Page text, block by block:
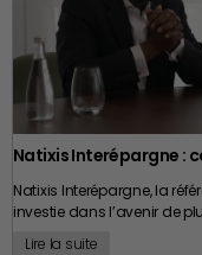
Natixis Interépargne :
Natixis Interépargne, la
investie dans l’avenir de
Lire la suite